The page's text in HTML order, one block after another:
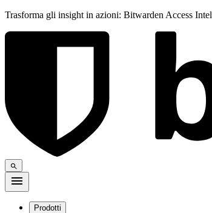
Trasforma gli insight in azioni: Bitwarden Access
Prodotti